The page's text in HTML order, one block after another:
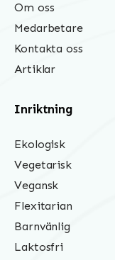
Om oss
Medarbetare
Kontakta oss
Artiklar
Inriktning
Ekologisk
Vegetarisk
Vegansk
Flexitarian
Barnvänlig
Laktosfri